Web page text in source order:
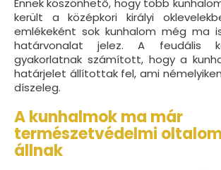
került a középkori királyi
emlékeként sok kunhalom még ma
határvonalat jelez. A feudális
gyakorlatnak számított, hogy a
határjelet állítottak fel, ami
díszeleg.
A kunhalmok ma már
természetvédelmi
állnak